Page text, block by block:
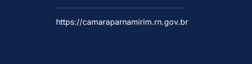
https://camaraparnamirim.rn.gov.br